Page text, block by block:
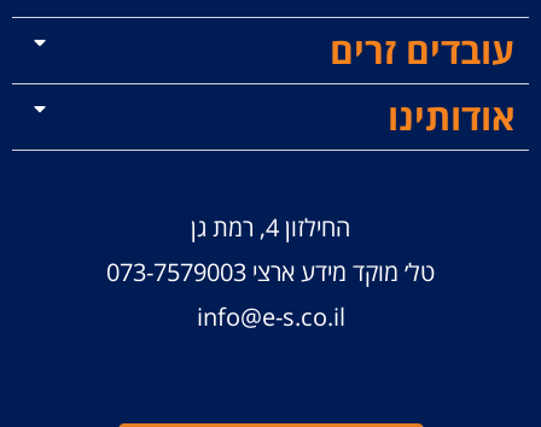
עובדים זרים
אודותינו
החילזון 4, רמת גן
טל׳ מוקד מידע ארצי 073-7579003
info@e-s.co.il